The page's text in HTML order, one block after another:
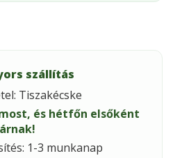
szállítás
Tiszakécske
és hétfőn elsőként
1-3 munkanap